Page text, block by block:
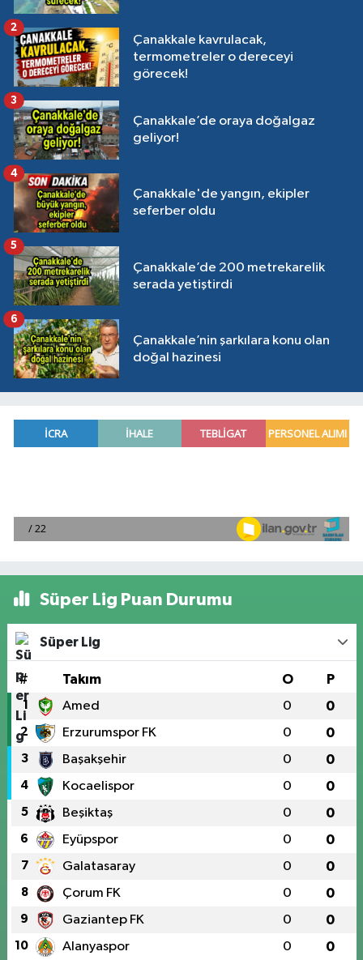
Çanakkale kavrulacak,
termometreler o dereceyi
görecek!
2
Çanakkale’de oraya doğalgaz
geliyor!
3
Çanakkale'de yangın, ekipler
seferber oldu
4
Çanakkale’de 200 metrekarelik
serada yetiştirdi
5
Çanakkale’nin şarkılara konu olan
doğal hazinesi
6
Süper Lig Puan Durumu
Süper Lig
# Takım O P
1 Amed 0 0
2 Erzurumspor FK 0 0
3 Başakşehir 0 0
4 Kocaelispor 0 0
5 Beşiktaş 0 0
6 Eyüpspor 0 0
7 Galatasaray 0 0
8 Çorum FK 0 0
9 Gaziantep FK 0 0
10 Alanyaspor 0 0